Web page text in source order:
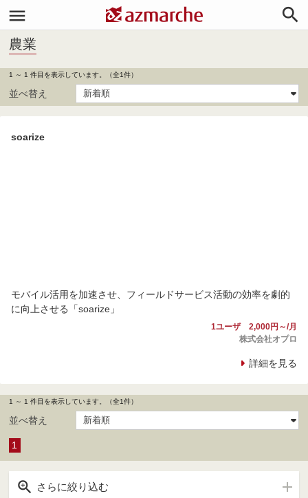


農業
1 ～ 1 件目を表示しています。（全1件）
並べ替え
soarize
モバイル活用を加速させ、フィールドサービス活動の効率を劇的
に向上させる「soarize」
1ユーザ 2,000円～/月
株式会社オプロ
詳細を見る
1 ～ 1 件目を表示しています。（全1件）
並べ替え
1
 さらに絞り込む